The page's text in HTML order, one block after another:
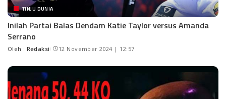
TINJU DUNIA
Inilah Partai Balas Dendam Katie Taylor versus Amanda
Serrano
Oleh : Redaksi 12 November 2024 | 12:57